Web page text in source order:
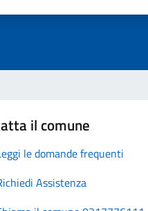
il comune
le domande frequenti
Assistenza